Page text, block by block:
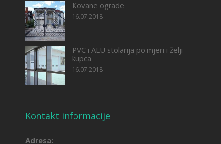
Kovane ograde
16.07.2018
PVC i ALU stolarija po mjeri i želji
kupca
16.07.2018
Kontakt informacije
Adresa: